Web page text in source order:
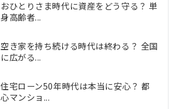
おひとりさま時代に資産をどう守る？ 単
身高齢者...
空き家を持ち続ける時代は終わる？ 全国
に広がる...
住宅ローン50年時代は本当に安心？ 都
心マンショ...